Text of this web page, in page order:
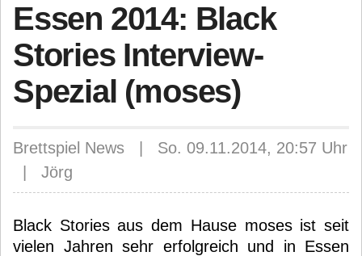
Essen 2014: Black
Stories Interview-
Spezial (moses)
Brettspiel News | So. 09.11.2014, 20:57 Uhr
| Jörg
Black Stories aus dem Hause moses ist seit
vielen Jahren sehr erfolgreich und in Essen